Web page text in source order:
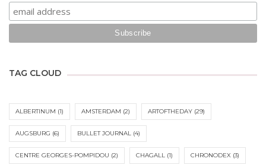
TAG CLOUD
ALBERTINUM (1) AMSTERDAM (2) ARTOFTHEDAY (29)
AUGSBURG (6) BULLET JOURNAL (4)
CENTRE GEORGES-POMPIDOU (2) CHAGALL (1) CHRONODEX (3)